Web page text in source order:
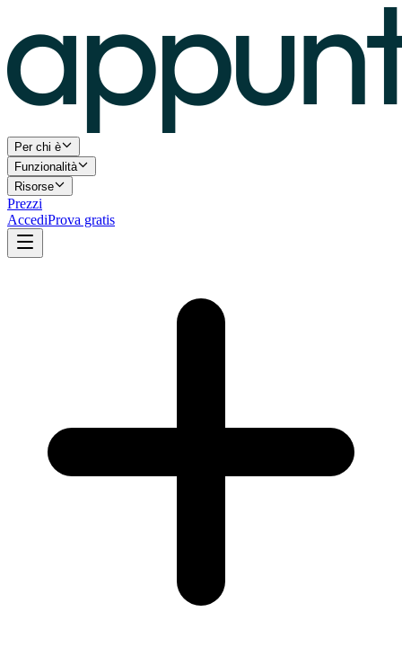
Per chi è
Funzionalità
Risorse
Prezzi
AccediProva gratis